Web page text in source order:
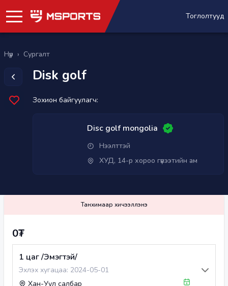
Тоглолтууд
Нүүр › Сургалт
Disk golf
Зохион байгуулагч:
Disc golf mongolia
Нээлттэй
ХУД, 14-р хороо гүвээтийн ам
Танхимаар хичээллэнэ
0₮
1 цаг /Эмэгтэй/
Эхлэх хугацаа: 2024-05-01
Хан-Уул салбар